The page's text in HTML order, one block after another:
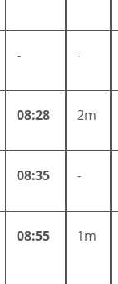
- -
08:28 2m
08:35 -
08:55 1m